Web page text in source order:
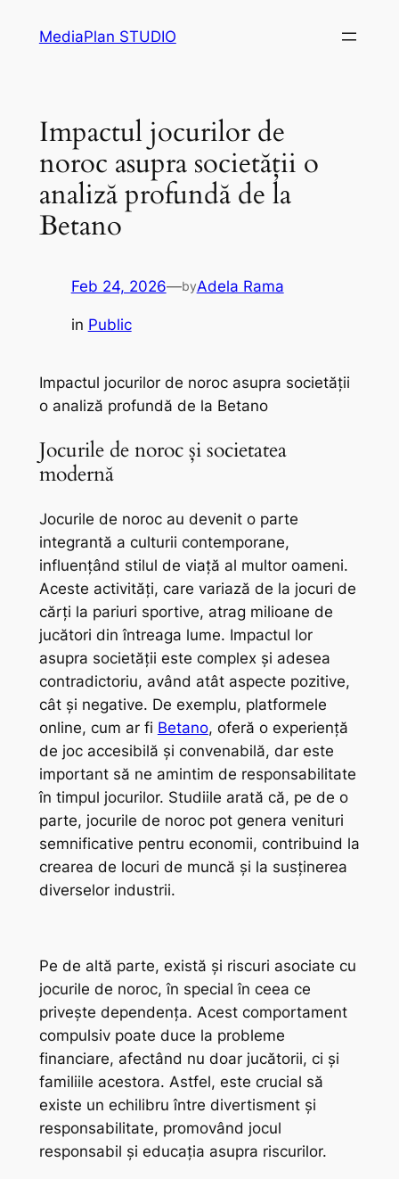
MediaPlan STUDIO
Impactul jocurilor de
noroc asupra societății o
analiză profundă de la
Betano
Feb 24, 2026—byAdela Rama
in Public
Impactul jocurilor de noroc asupra societății
o analiză profundă de la Betano
Jocurile de noroc și societatea
modernă
Jocurile de noroc au devenit o parte
integrantă a culturii contemporane,
influențând stilul de viață al multor oameni.
Aceste activități, care variază de la jocuri de
cărți la pariuri sportive, atrag milioane de
jucători din întreaga lume. Impactul lor
asupra societății este complex și adesea
contradictoriu, având atât aspecte pozitive,
cât și negative. De exemplu, platformele
online, cum ar fi Betano, oferă o experiență
de joc accesibilă și convenabilă, dar este
important să ne amintim de responsabilitate
în timpul jocurilor. Studiile arată că, pe de o
parte, jocurile de noroc pot genera venituri
semnificative pentru economii, contribuind la
crearea de locuri de muncă și la susținerea
diverselor industrii.
Pe de altă parte, există și riscuri asociate cu
jocurile de noroc, în special în ceea ce
privește dependența. Acest comportament
compulsiv poate duce la probleme
financiare, afectând nu doar jucătorii, ci și
familiile acestora. Astfel, este crucial să
existe un echilibru între divertisment și
responsabilitate, promovând jocul
responsabil și educația asupra riscurilor.